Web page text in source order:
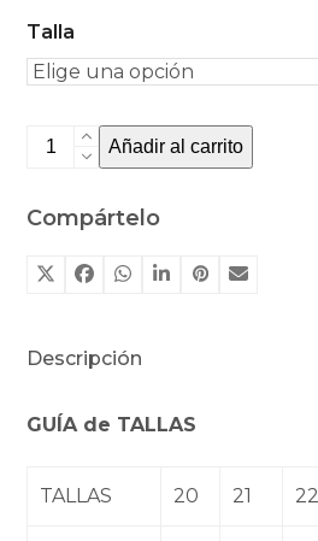
Talla
Lonetas
cacao
Añadir al carrito
Compártelo
Descripción
GUÍA de TALLAS
TALLAS 20 21 22